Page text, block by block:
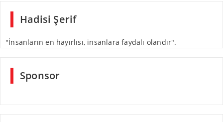
Hadisi Şerif
"İnsanların en hayırlısı, insanlara faydalı olandır".
Sponsor